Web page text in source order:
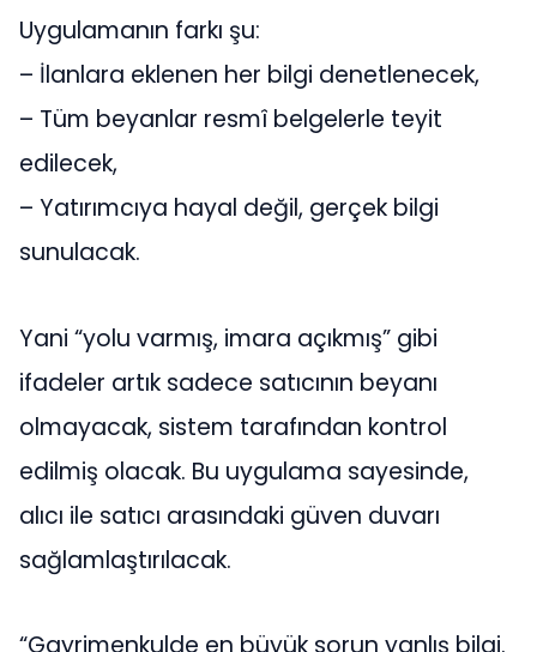
Uygulamanın farkı şu:
– İlanlara eklenen her bilgi denetlenecek,
– Tüm beyanlar resmî belgelerle teyit
edilecek,
– Yatırımcıya hayal değil, gerçek bilgi
sunulacak.
Yani “yolu varmış, imara açıkmış” gibi
ifadeler artık sadece satıcının beyanı
olmayacak, sistem tarafından kontrol
edilmiş olacak. Bu uygulama sayesinde,
alıcı ile satıcı arasındaki güven duvarı
sağlamlaştırılacak.